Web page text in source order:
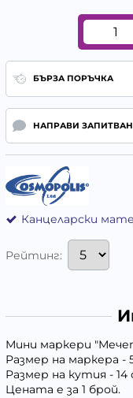
БЪРЗА ПОРЪЧКА
НАПРАВИ
Канцеларски
Рейтинг:
Мини маркери
Размер на маркера -
Размер на кутия - 14
Цената е за 1 брой.